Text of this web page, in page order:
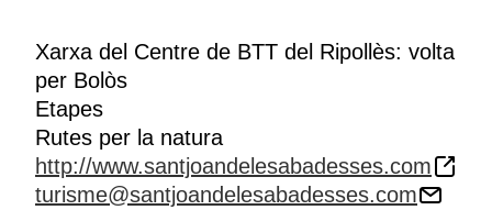
Xarxa del Centre de BTT del Ripollès: volta
per Bolòs
Etapes
Rutes per la natura
http://www.santjoandelesabadesses.com
turisme@santjoandelesabadesses.com